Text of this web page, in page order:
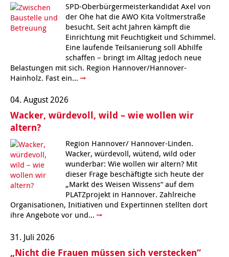
Kindertagesstätte Rosenbergstraße
Kindertagesstätte Schneiderberg
Kindertagesstätte Schweriner Straße /
Familienzentrum
Kindertagesstätte Tresckowstraße
Kindertagesstätte Voltmerstraße
Kindertagesstätte Wiehbergstraße
SPD-Oberbürgermeisterkandidat Axel von
der Ohe hat die AWO Kita Voltmerstraße
besucht. Seit acht Jahren kämpft die
Einrichtung mit Feuchtigkeit und Schimmel.
Eine laufende Teilsanierung soll Abhilfe
schaffen – bringt im Alltag jedoch neue
Belastungen mit sich. Region Hannover/Hannover-
Hainholz. Fast ein...
04. August 2026
Wacker, würdevoll, wild – wie wollen wir
altern?
Region Hannover/ Hannover-Linden.
Wacker, würdevoll, wütend, wild oder
wunderbar: Wie wollen wir altern? Mit
dieser Frage beschäftigte sich heute der
„Markt des Weisen Wissens“ auf dem
PLATZprojekt in Hannover. Zahlreiche
Organisationen, Initiativen und Expertinnen stellten dort
ihre Angebote vor und...
31. Juli 2026
„Nicht die Frauen müssen sich verstecken“